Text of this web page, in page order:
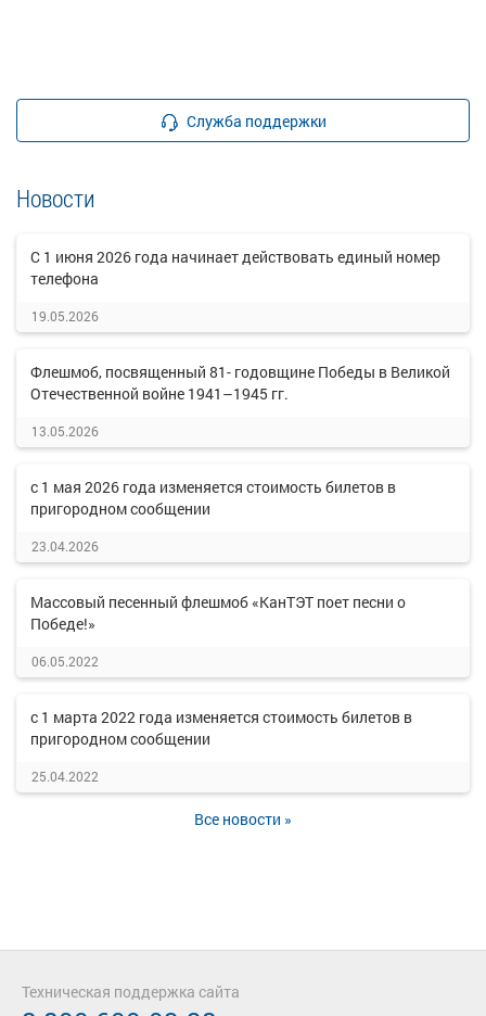
Служба поддержки
Новости
C 1 июня 2026 года начинает действовать единый номер
телефона
19.05.2026
Флешмоб, посвященный 81- годовщине Победы в Великой
Отечественной войне 1941–1945 гг.
13.05.2026
с 1 мая 2026 года изменяется стоимость билетов в
пригородном сообщении
23.04.2026
Массовый песенный флешмоб «КанТЭТ поет песни о
Победе!»
06.05.2022
с 1 марта 2022 года изменяется стоимость билетов в
пригородном сообщении
25.04.2022
Все новости »
Техническая поддержка сайта